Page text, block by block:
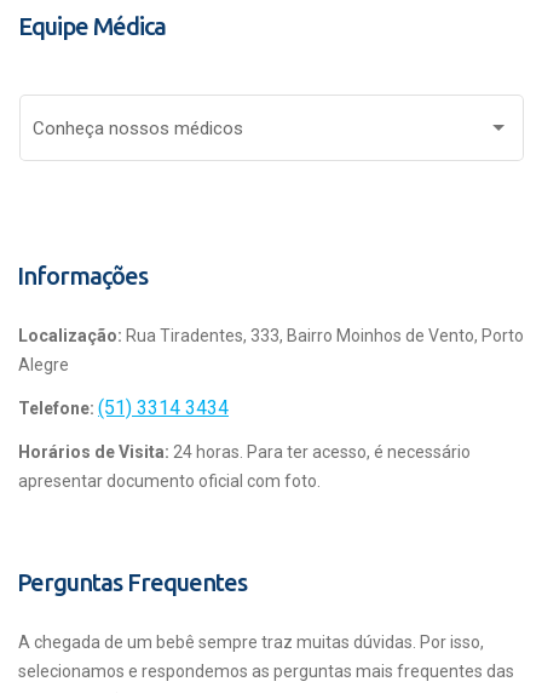
Equipe Médica
Conheça nossos médicos
Informações
Localização: Rua Tiradentes, 333, Bairro Moinhos de Vento, Porto
Alegre
Telefone: (51) 3314 3434
Horários de Visita: 24 horas. Para ter acesso, é necessário
apresentar documento oficial com foto.
Perguntas Frequentes
A chegada de um bebê sempre traz muitas dúvidas. Por isso,
selecionamos e respondemos as perguntas mais frequentes das